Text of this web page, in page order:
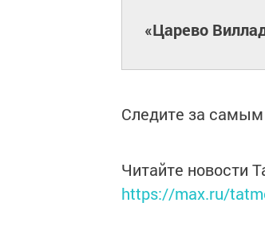
«Царево
Следите за
Читайте новости
https://max.ru/